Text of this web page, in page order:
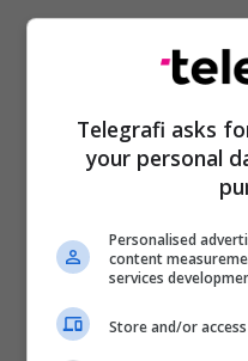
Telegrafi asks
your personal
Personalised
content
services
Store and/or